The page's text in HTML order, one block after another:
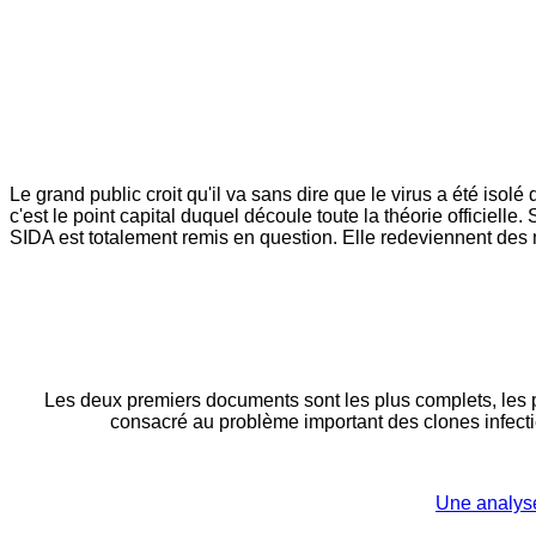
Le grand public croit qu'il va sans dire que le virus a été
c'est le point capital duquel découle toute la théorie officielle.
SIDA est totalement remis en question. Elle redeviennent
Les deux premiers documents sont les plus complets,
consacré au problème important des clones
Une